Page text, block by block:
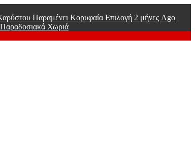
Παραμένει Κορυφαία Επιλογή 2 μήνες Ago
Χωριά